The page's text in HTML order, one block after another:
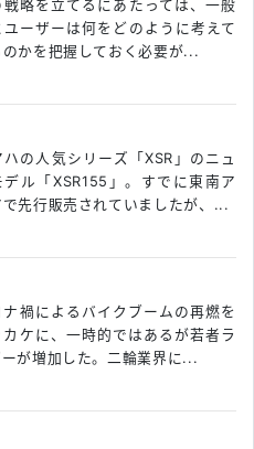
戦略を立てるにあたっては、一般
ユーザーは何をどのように考えて
のかを把握しておく必要が...
ハの人気シリーズ「XSR」のニュ
デル「XSR155」。すでに東南ア
で先行販売されていましたが、...
ナ禍によるバイクブームの再燃を
カケに、一時的ではあるが若者ラ
ーが増加した。二輪業界に...